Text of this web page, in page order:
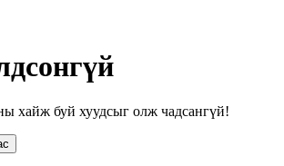
хайж буй хуудсыг олж чадсангүй!